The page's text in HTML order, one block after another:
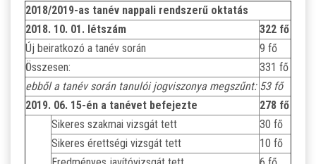
2018/2019-as tanév nappali rendszerű oktatás
2018. 10. 01. létszám
322 fő
Új beiratkozó a tanév során
9 fő
Összesen:
331 fő
ebből a tanév során tanulói jogviszonya megszűnt: 53 fő
2019. 06. 15-én a tanévet befejezte
278 fő
Sikeres szakmai vizsgát tett
30 fő
Sikeres érettségi vizsgát tett
10 fő